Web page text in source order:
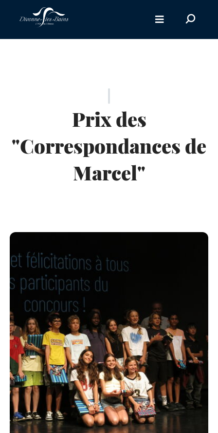
sur
site
Prix des
"Correspondances de
Marcel"